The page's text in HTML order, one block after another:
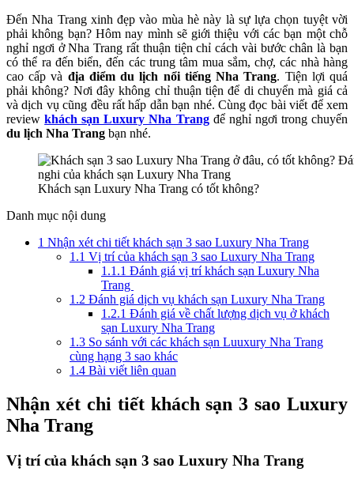
trải
nghiệm,
tiết
kiệm
Đến Nha Trang xinh đẹp vào mùa hè này là sự lựa chọn tuyệt vời
phải không bạn? Hôm nay mình sẽ giới thiệu với các bạn một chỗ
nghỉ ngơi ở Nha Trang rất thuận tiện chỉ cách vài bước chân là bạn
có thể ra đến biển, đến các trung tâm mua sắm, chợ, các nhà hàng
cao cấp và địa điểm du lịch nổi tiếng Nha Trang. Tiện lợi quá
phải không? Nơi đây không chỉ thuận tiện để di chuyển mà giá cả
và dịch vụ cũng đều rất hấp dẫn bạn nhé. Cùng đọc bài viết để xem
reviewkhách sạn Luxury Nha Trang để nghỉ ngơi trong chuyến
du lịch Nha Trang bạn nhé.
Khách sạn Luxury Nha Trang có tốt không?
Danh mục nội dung
1 Nhận xét chi tiết khách sạn 3 sao Luxury Nha Trang
1.1 Vị trí của khách sạn 3 sao Luxury Nha Trang
1.1.1 Đánh giá vị trí khách sạn Luxury Nha
Trang
1.2 Đánh giá dịch vụ khách sạn Luxury Nha Trang
1.2.1 Đánh giá về chất lượng dịch vụ ở khách
sạn Luxury Nha Trang
1.3 So sánh với các khách sạn Luuxury Nha Trang
cùng hạng 3 sao khác
1.4 Bài viết liên quan
Nhận xét chi tiết khách sạn 3 sao Luxury
Nha Trang
Vị trí của khách sạn 3 sao Luxury Nha Trang